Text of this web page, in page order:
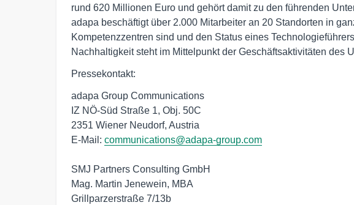
rund 620 Millionen Euro und gehört damit zu den führenden
adapa beschäftigt über 2.000 Mitarbeiter an 20 Standorten in
Kompetenzzentren sind und den Status eines
Nachhaltigkeit steht im Mittelpunkt der Geschäftsaktivitäten des
Pressekontakt:
adapa Group Communications
IZ NÖ-Süd Straße 1, Obj. 50C
2351 Wiener Neudorf, Austria
E-Mail: communications@adapa-group.com
SMJ Partners Consulting GmbH
Mag. Martin Jenewein, MBA
Grillparzerstraße 7/13b